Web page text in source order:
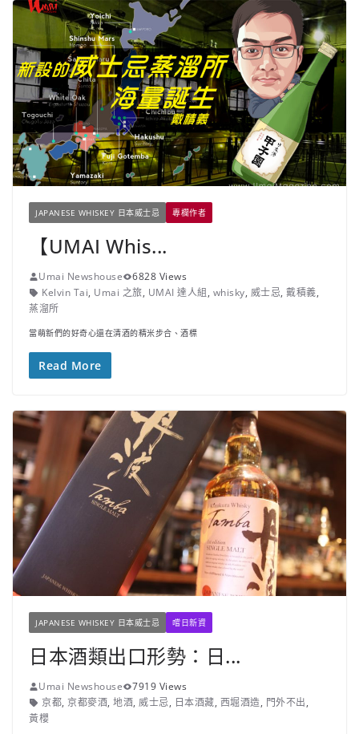
JAPANESE WHISKEY 日本威士忌 專欄作者
【UMAI Whis...
Umai Newshouse
6828 Views
Kelvin Tai, Umai 之旅, UMAI 達人組, whisky, 威士忌, 戴積義,
蒸溜所
當萌新們的好奇心還在清酒的精米步合、酒標
Read More
JAPANESE WHISKEY 日本威士忌 嚐日新資
日本酒類出口形勢：日...
Umai Newshouse
7919 Views
京都, 京都麥酒, 地酒, 威士忌, 日本酒藏, 西堀酒造, 門外不出,
黃櫻